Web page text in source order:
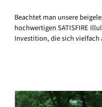
Beachtet man unsere
hochwertigen SATISFIRE
Investition, die sich vielfach